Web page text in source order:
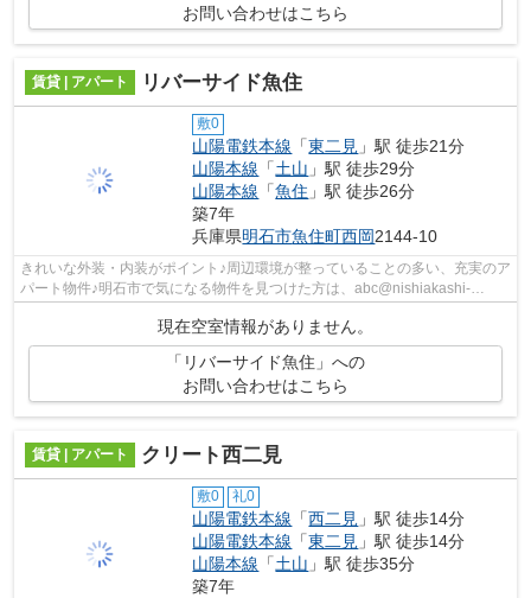
お問い合わせはこちら
賃貸 | アパート リバーサイド魚住
敷0
山陽電鉄本線 「東二見 」駅 徒歩21分
山陽本線 「土山 」駅 徒歩29分
山陽本線 「魚住 」駅 徒歩26分
築7年
兵庫県明石市魚住町西岡2144-10
きれいな外装・内装がポイント♪周辺環境が整っていることの多い、充実のア
パート物件♪明石市で気になる物件を見つけた方は、abc@nishiakashi-
chintai.comや078-926-1112から見学・契約...
現在空室情報がありません。
「リバーサイド魚住」への
お問い合わせはこちら
賃貸 | アパート クリート西二見
敷0 礼0
山陽電鉄本線 「西二見 」駅 徒歩14分
山陽電鉄本線 「東二見 」駅 徒歩14分
山陽本線 「土山 」駅 徒歩35分
築7年